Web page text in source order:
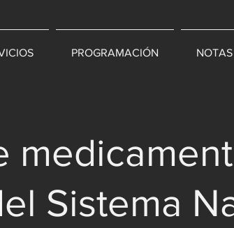
PROGRAMACIÓN NOTAS
Sistema